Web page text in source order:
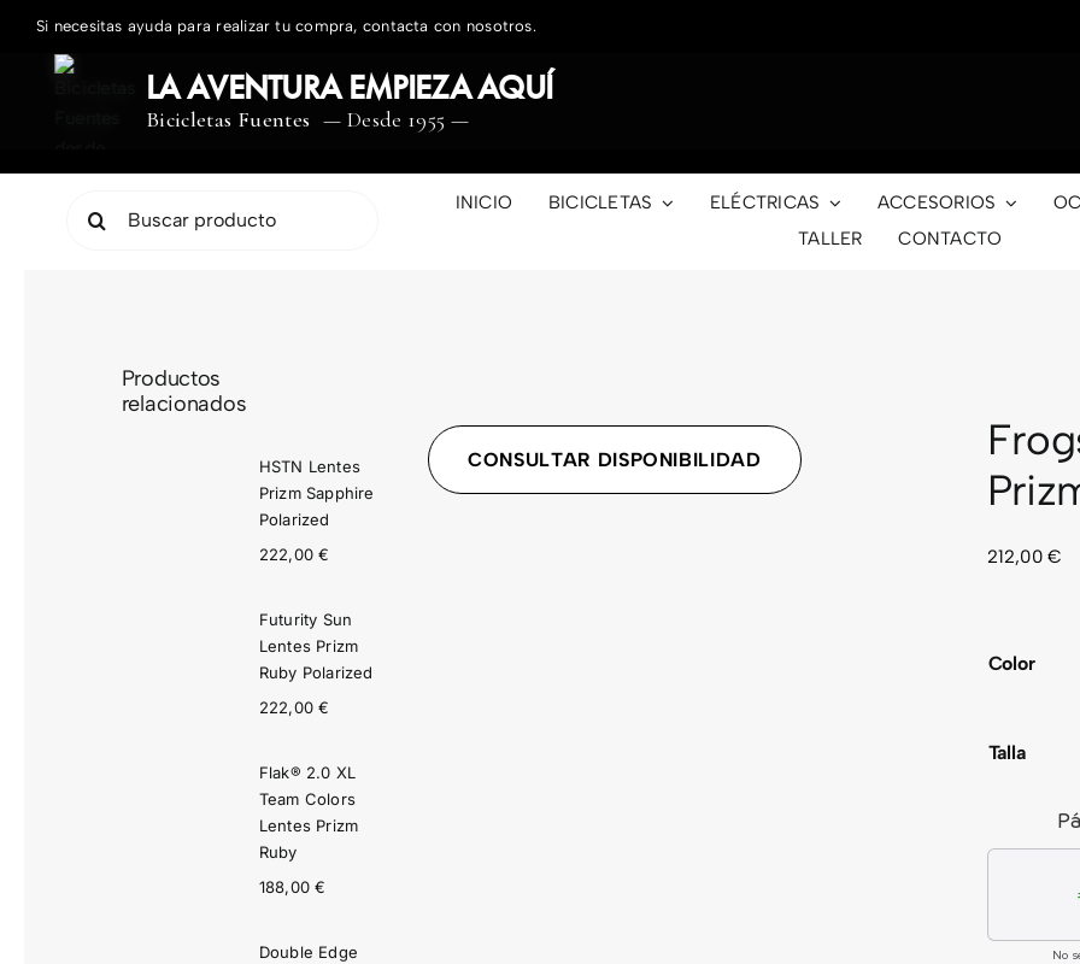
contenido
Si necesitas ayuda para realizar tu compra, contacta con nosotros.
LA AVENTURA EMPIEZA AQUÍ
Bicicletas Fuentes — Desde 1955 —
INICIO BICICLETAS ELÉCTRICAS ACCESORIOS
TALLER
CONTACTO
Productos
relacionados
HSTN Lentes
Prizm Sapphire
Polarized
222,00€
Futurity Sun
Lentes Prizm
Ruby Polarized
222,00€
Flak® 2.0 XL
Team Colors
Lentes Prizm
Ruby
188,00€
Double Edge
CONSULTAR DISPONIBILIDAD
212,00€
Color
Talla
No